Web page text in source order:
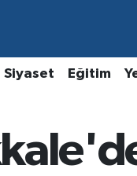
Siyaset Eğitim